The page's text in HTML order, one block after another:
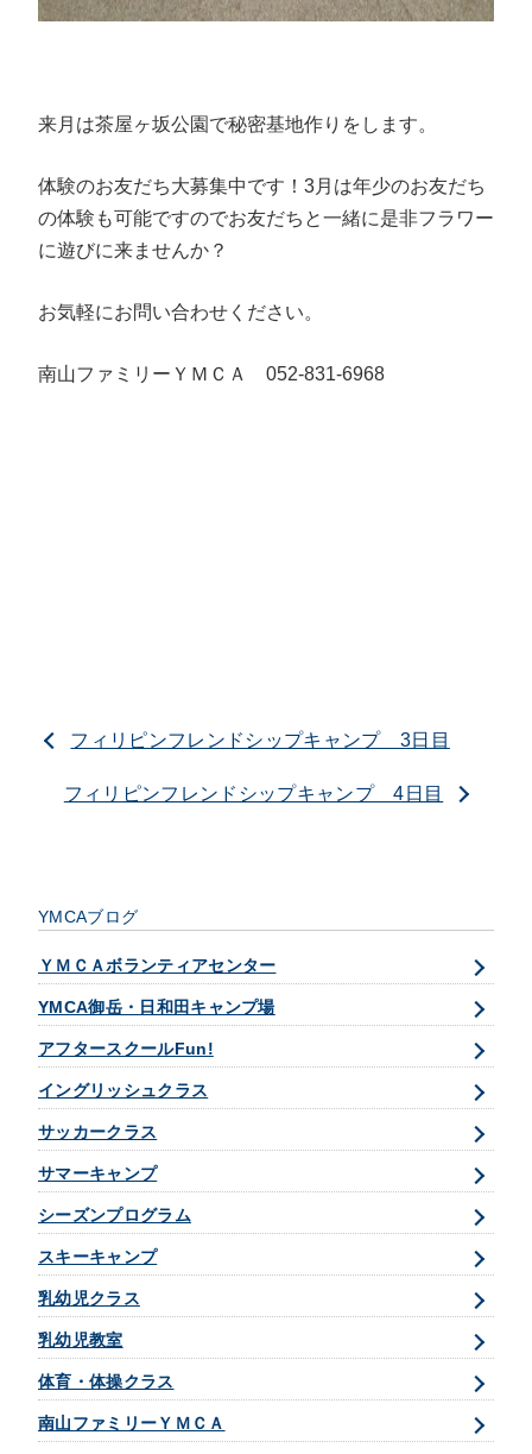
YMCAブログ
ＹＭＣＡボランティアセンター
YMCA御岳・日和田キャンプ場
アフタースクールFun!
イングリッシュクラス
サッカークラス
サマーキャンプ
シーズンプログラム
スキーキャンプ
乳幼児クラス
乳幼児教室
体育・体操クラス
南山ファミリーＹＭＣＡ
来月は茶屋ヶ坂公園で秘密基地作りをします。
体験のお友だち大募集中です！3月は年少のお友だち
の体験も可能ですのでお友だちと一緒に是非フラワー
に遊びに来ませんか？
お気軽にお問い合わせください。
南山ファミリーＹＭＣＡ 052-831-6968
フィリピンフレンドシップキャンプ 3日目
フィリピンフレンドシップキャンプ 4日目